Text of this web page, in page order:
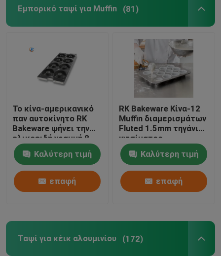
Δίσκος ψησίματος αλουμινίου
Ταψί πίτσας αλουμινίου
Εμπορικό Ταψί Ψωμιού
Εμπορικό ταψί για Muffin
Ταψί για κέικ αλουμινίου
Εμπορικά είδη αρτοποιίας
Σχάρα τηγανιού για ψωμάκια
Εμπορικό ταψί για Muffin (81)
Το κίνα-αμερικανικό
παν αυτοκίνητο RK
Bakeware ψήνει την
ελικοειδή γραμμή 8
doughnut δίσκος κέικ
για τα βιομηχανικά
αρτοποιεία
Καλύτερη τιμή
επαφή
RK Bakeware Κίνα-12
Muffin διαμερισμάτων
Fluted 1.5mm τηγάνι
ψησίματος
βερνίκωσε τον
επαργυλωμένο
χάλυβα
Καλύτερη τιμή
επαφή
Ταψί για κέικ αλουμινίου (172)